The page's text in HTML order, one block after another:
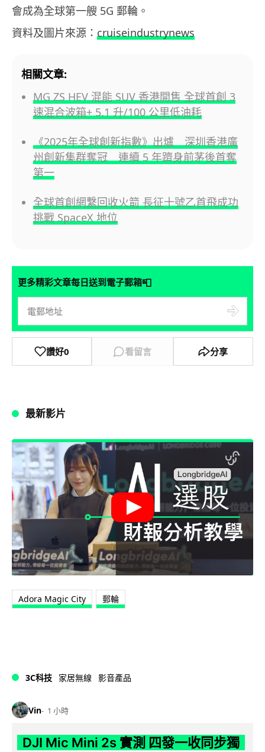
會成為全球第一艘 5G 郵輪。
資料及圖片來源： cruiseindustrynews
相關文章:
MG ZS HEV 混能 SUV 香港開售 全球首創 3
速混合波箱+ 5.1 升/100 公里低油耗
《2025年全球創新指數》出爐 深圳香港廣
州創新集群奪冠 連續 5 年躋身前茅後首奪
第一
全球首創網繫回收火箭 長征十號乙首飛成功
挑戰 SpaceX 地位
更多精彩文章每日送到電子郵箱📮
讚好0 看留言 分享
最新影片
Adora Magic City 郵輪
3C科技 家居無線 影音產品
Vin 1 小時
DJI Mic Mini 2s 實測 四發一收同步獨